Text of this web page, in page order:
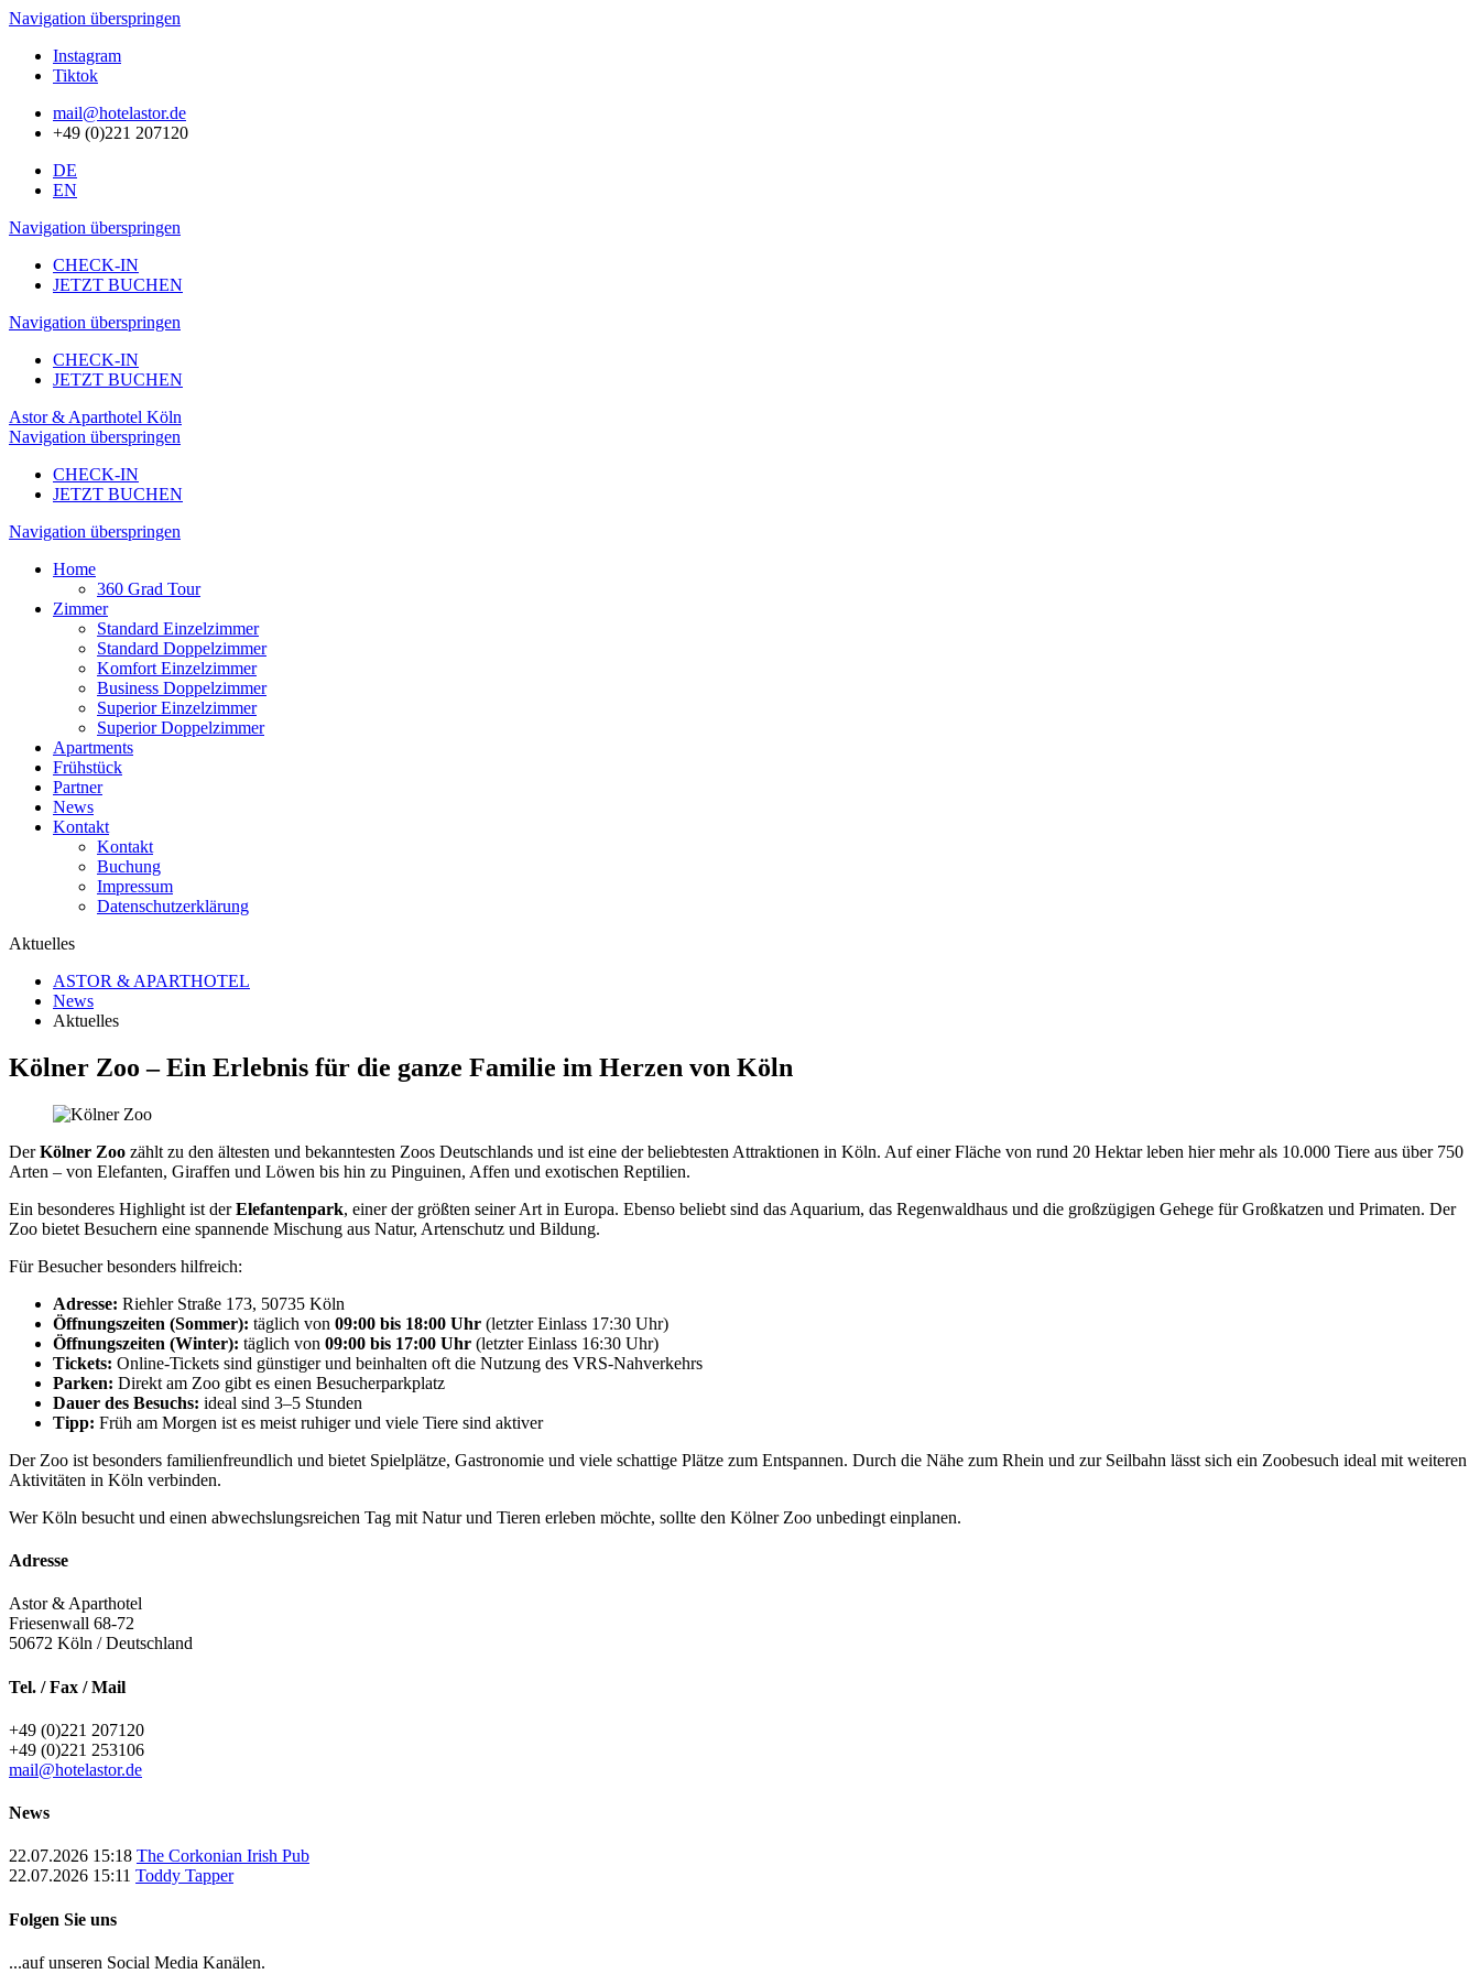
Navigation überspringen
Instagram
Tiktok
mail@hotelastor.de
+49 (0)221 207120
DE
EN
Navigation überspringen
CHECK-IN
JETZT BUCHEN
Navigation überspringen
CHECK-IN
JETZT BUCHEN
Astor & Aparthotel Köln
Navigation überspringen
CHECK-IN
JETZT BUCHEN
Navigation überspringen
Home
360 Grad Tour
Zimmer
Standard Einzelzimmer
Standard Doppelzimmer
Komfort Einzelzimmer
Business Doppelzimmer
Superior Einzelzimmer
Superior Doppelzimmer
Apartments
Frühstück
Partner
News
Kontakt
Kontakt
Buchung
Impressum
Datenschutzerklärung
Aktuelles
ASTOR & APARTHOTEL
News
Aktuelles
Kölner Zoo – Ein Erlebnis für die ganze Familie im Herzen von Köln
DerKölner Zoo zählt zu den ältesten und bekanntesten Zoos Deutschlands und ist eine der beliebtesten Attraktionen in Köln. Auf einer Fläche von rund 20 Hektar leben hier mehr als 10.000 Tiere aus über 750
Arten – von Elefanten, Giraffen und Löwen bis hin zu Pinguinen, Affen und exotischen Reptilien.
Ein besonderes Highlight ist derElefantenpark, einer der größten seiner Art in Europa. Ebenso beliebt sind das Aquarium, das Regenwaldhaus und die großzügigen Gehege für Großkatzen und Primaten. Der
Zoo bietet Besuchern eine spannende Mischung aus Natur, Artenschutz und Bildung.
Für Besucher besonders hilfreich:
Adresse: Riehler Straße 173, 50735 Köln
Öffnungszeiten (Sommer): täglich von 09:00 bis 18:00 Uhr (letzter Einlass 17:30 Uhr)
Öffnungszeiten (Winter): täglich von 09:00 bis 17:00 Uhr (letzter Einlass 16:30 Uhr)
Tickets: Online-Tickets sind günstiger und beinhalten oft die Nutzung des VRS-Nahverkehrs
Parken: Direkt am Zoo gibt es einen Besucherparkplatz
Dauer des Besuchs: ideal sind 3–5 Stunden
Tipp: Früh am Morgen ist es meist ruhiger und viele Tiere sind aktiver
Der Zoo ist besonders familienfreundlich und bietet Spielplätze, Gastronomie und viele schattige Plätze zum Entspannen. Durch die Nähe zum Rhein und zur Seilbahn lässt sich ein Zoobesuch ideal mit weiteren
Aktivitäten in Köln verbinden.
Wer Köln besucht und einen abwechslungsreichen Tag mit Natur und Tieren erleben möchte, sollte den Kölner Zoo unbedingt einplanen.
Adresse
Astor & Aparthotel
Friesenwall 68-72
50672 Köln / Deutschland
Tel. / Fax / Mail
+49 (0)221 207120
+49 (0)221 253106
mail@hotelastor.de
News
22.07.2026 15:18 The Corkonian Irish Pub
22.07.2026 15:11 Toddy Tapper
Folgen Sie uns
...auf unseren Social Media Kanälen.